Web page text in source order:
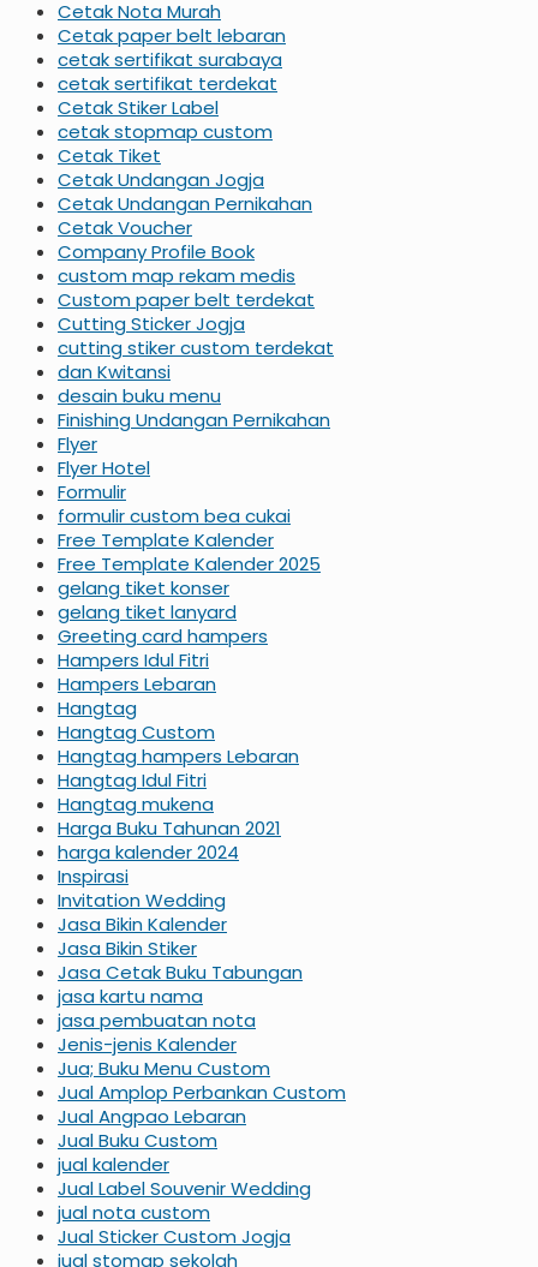
Cetak Nota Murah
Cetak paper belt lebaran
cetak sertifikat surabaya
cetak sertifikat terdekat
Cetak Stiker Label
cetak stopmap custom
Cetak Tiket
Cetak Undangan Jogja
Cetak Undangan Pernikahan
Cetak Voucher
Company Profile Book
custom map rekam medis
Custom paper belt terdekat
Cutting Sticker Jogja
cutting stiker custom terdekat
dan Kwitansi
desain buku menu
Finishing Undangan Pernikahan
Flyer
Flyer Hotel
Formulir
formulir custom bea cukai
Free Template Kalender
Free Template Kalender 2025
gelang tiket konser
gelang tiket lanyard
Greeting card hampers
Hampers Idul Fitri
Hampers Lebaran
Hangtag
Hangtag Custom
Hangtag hampers Lebaran
Hangtag Idul Fitri
Hangtag mukena
Harga Buku Tahunan 2021
harga kalender 2024
Inspirasi
Invitation Wedding
Jasa Bikin Kalender
Jasa Bikin Stiker
Jasa Cetak Buku Tabungan
jasa kartu nama
jasa pembuatan nota
Jenis-jenis Kalender
Jua; Buku Menu Custom
Jual Amplop Perbankan Custom
Jual Angpao Lebaran
Jual Buku Custom
jual kalender
Jual Label Souvenir Wedding
jual nota custom
Jual Sticker Custom Jogja
jual stomap sekolah